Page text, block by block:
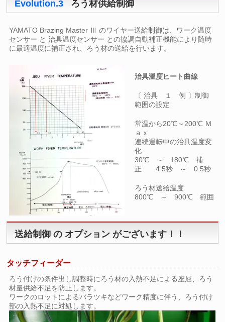
Evolution.3 ろう材供給制御
YAMATO Brazing Master Ⅲ のワイヤー送給制御は、ワーク温度
センサー と 治具温度センサー との協調自動補正機能により随時
に最適温度に補正され、ろう材の送給を行います。
治具温度ヒート曲線
〔 治具 １ 例 〕制御
範囲の設定
常温から20℃～200℃ Ｍ
ａｘ
連続運転中の治具温度変
化
30℃ ～ 180℃ 補
正 4.5秒 ～ 0.5秒
ろう材送給温度
800℃ ～ 900℃ 範囲
送給制御 の オプション がございます！！
タッチフィーダー
ろう付けの条件出し調整時にろう材の入熱不足による座屈、ろう
材量供給不足を防止します。
ワークのロットによるバラツキなどワーク精度に伴う、ろう付け
部の入熱不足に対処します。